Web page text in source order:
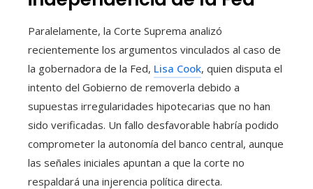
Paralelamente, la Corte Suprema analizó
recientemente los argumentos vinculados al caso de
la gobernadora de la Fed, Lisa Cook, quien disputa el
intento del Gobierno de removerla debido a
supuestas irregularidades hipotecarias que no han
sido verificadas. Un fallo desfavorable habría podido
comprometer la autonomía del banco central, aunque
las señales iniciales apuntan a que la corte no
respaldará una injerencia política directa.